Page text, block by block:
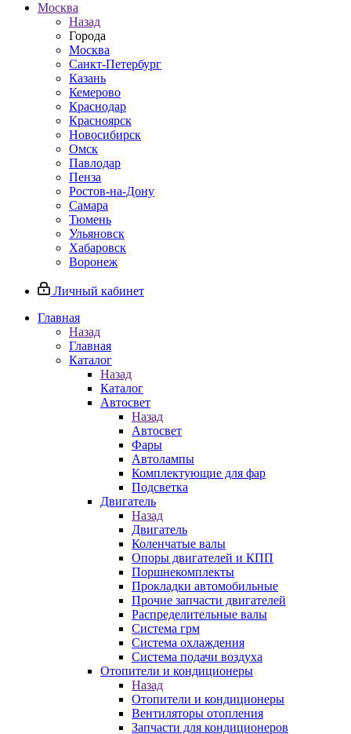
Москва
Назад
Города
Москва
Санкт-Петербург
Казань
Кемерово
Краснодар
Красноярск
Новосибирск
Омск
Павлодар
Пенза
Ростов-на-Дону
Самара
Тюмень
Ульяновск
Хабаровск
Воронеж
Личный кабинет
Главная
Назад
Главная
Каталог
Назад
Каталог
Автосвет
Назад
Автосвет
Фары
Автолампы
Комплектующие для фар
Подсветка
Двигатель
Назад
Двигатель
Коленчатые валы
Опоры двигателей и КПП
Поршнекомплекты
Прокладки автомобильные
Прочие запчасти двигателей
Распределительные валы
Система грм
Система охлаждения
Система подачи воздуха
Отопители и кондиционеры
Назад
Отопители и кондиционеры
Вентиляторы отопления
Запчасти для кондиционеров